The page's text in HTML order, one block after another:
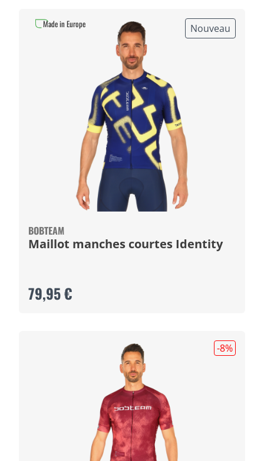
Nouveau
BOBTEAM
Maillot manches courtes Identity
79,95 €
Made in Europe
-8%